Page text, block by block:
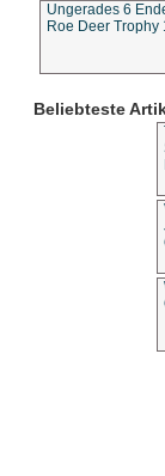
Ungerades 6
Roe Deer Trophy
Beliebteste